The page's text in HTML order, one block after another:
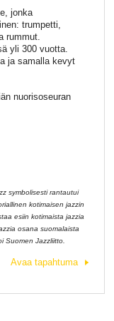
jonka
trumpetti,
rummut.
yli 300 vuotta.
ja samalla kevyt
nuorisoseuran
symbolisesti rantautui
kotimaisen jazzin
esiin kotimaista jazzia
osana suomalaista
Suomen Jazzliitto.
Avaa tapahtuma